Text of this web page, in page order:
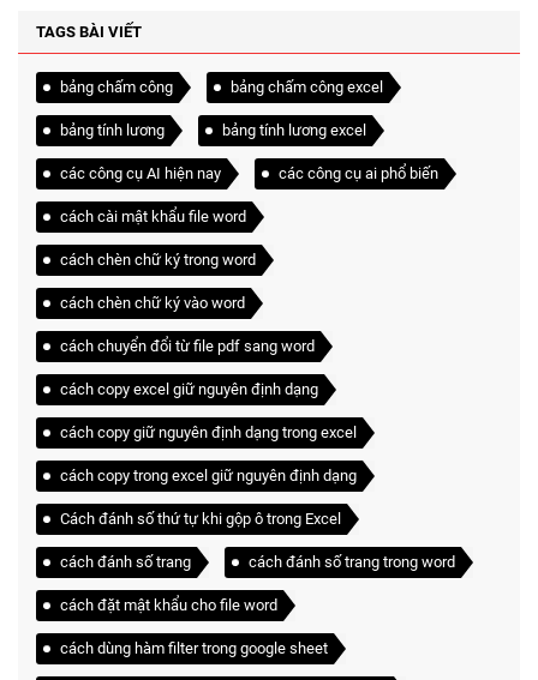
TAGS BÀI VIẾT
bảng chấm công bảng chấm công excel
bảng tính lương bảng tính lương excel
các công cụ AI hiện nay các công cụ ai phổ biến
cách cài mật khẩu file word
cách chèn chữ ký trong word
cách chèn chữ ký vào word
cách chuyển đổi từ file pdf sang word
cách copy excel giữ nguyên định dạng
cách copy giữ nguyên định dạng trong excel
cách copy trong excel giữ nguyên định dạng
Cách đánh số thứ tự khi gộp ô trong Excel
cách đánh số trang cách đánh số trang trong word
cách đặt mật khẩu cho file word
cách dùng hàm filter trong google sheet